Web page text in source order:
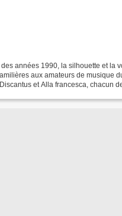
années 1990, la silhouette et la
aux amateurs de musique
et Alla francesca, chacun